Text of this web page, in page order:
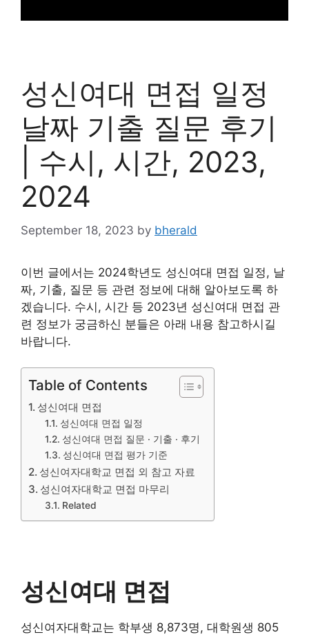
성신여대 면접 일정
날짜 기출 질문 후기
| 수시, 시간, 2023,
2024
September 18, 2023 by bherald
이번 글에서는 2024학년도 성신여대 면접 일정, 날
짜, 기출, 질문 등 관련 정보에 대해 알아보도록 하
겠습니다. 수시, 시간 등 2023년 성신여대 면접 관
련 정보가 궁금하신 분들은 아래 내용 참고하시길
바랍니다.
Table of Contents
성신여대 면접
성신여대 면접 일정
성신여대 면접 질문 · 기출 · 후기
성신여대 면접 평가 기준
성신여자대학교 면접 외 참고 자료
성신여자대학교 면접 마무리
Related
성신여대 면접
성신여자대학교는 학부생 8,873명, 대학원생 805